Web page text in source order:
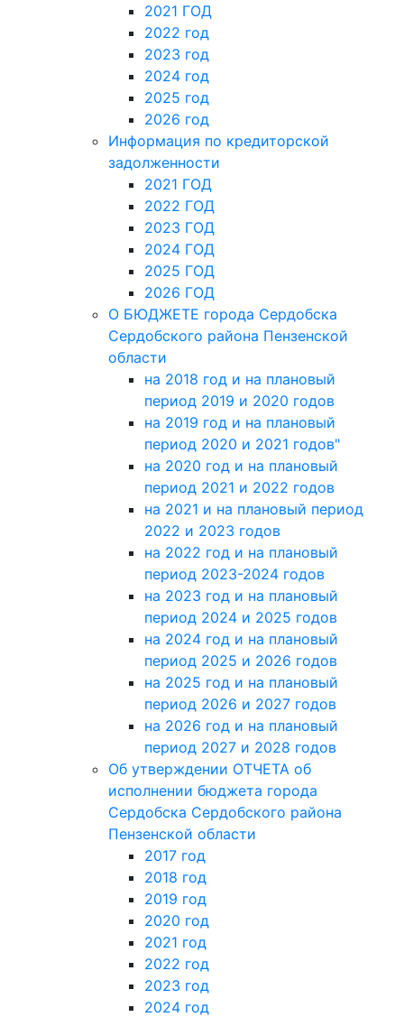
2021 ГОД
2022 год
2023 год
2024 год
2025 год
2026 год
Информация по кредиторской
задолженности
2021 ГОД
2022 ГОД
2023 ГОД
2024 ГОД
2025 ГОД
2026 ГОД
О БЮДЖЕТЕ города Сердобска
Сердобского района Пензенской
области
на 2018 год и на плановый
период 2019 и 2020 годов
на 2019 год и на плановый
период 2020 и 2021 годов"
на 2020 год и на плановый
период 2021 и 2022 годов
на 2021 и на плановый период
2022 и 2023 годов
на 2022 год и на плановый
период 2023-2024 годов
на 2023 год и на плановый
период 2024 и 2025 годов
на 2024 год и на плановый
период 2025 и 2026 годов
на 2025 год и на плановый
период 2026 и 2027 годов
на 2026 год и на плановый
период 2027 и 2028 годов
Об утверждении ОТЧЕТА об
исполнении бюджета города
Сердобска Сердобского района
Пензенской области
2017 год
2018 год
2019 год
2020 год
2021 год
2022 год
2023 год
2024 год